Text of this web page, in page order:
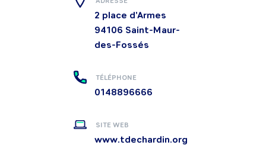
2 place d'Armes
94106 Saint-Maur-
des-Fossés
TÉLÉPHONE
0148896666
SITE WEB
www.tdechardin.org